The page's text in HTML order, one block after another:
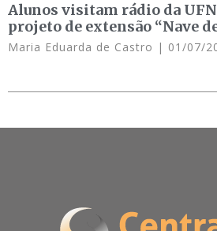
Alunos visitam rádio da
projeto de extensão “Nave
Maria Eduarda de Castro 01/07/